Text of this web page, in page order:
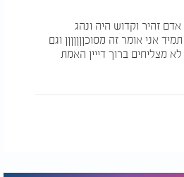
זהיר וקדוש היה ונהג
אני אומר זה מסוכןןןןןןן וגם
מצליחים ברוך דייין האמת